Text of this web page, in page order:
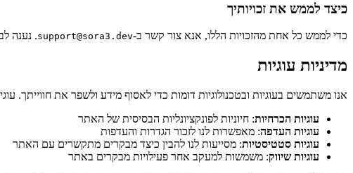
כיצד לממש את זכויותיך
כדי לממש כל אחת מהזכויות הללו, אנא צור קשר ב‑support@sora3.dev. נענה
מדיניות עוגיות
אנו משתמשים בעוגיות ובטכנולוגיות דומות כדי לאסוף מידע ולשפר את
עוגיות הכרחיות: חיוניות לפונקציונליות הבסיסית של האתר
עוגיות העדפה: מאפשרות לנו לזכור הגדרות והעדפות
עוגיות סטטיסטיות: מסייעות לנו להבין כיצד מבקרים מתקשרים עם האתר
עוגיות שיווק: משמשות למעקב אחר פעילויות מבקרים באתר